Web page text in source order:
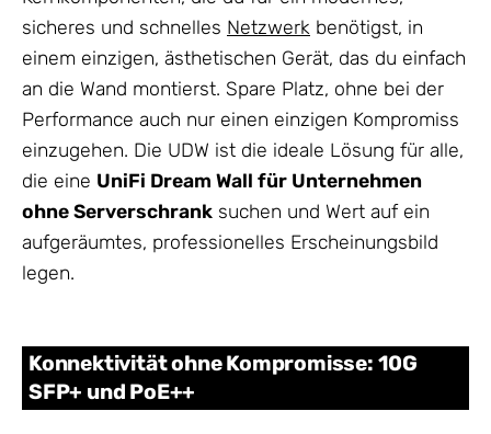
sicheres und schnelles Netzwerk benötigst, in
einem einzigen, ästhetischen Gerät, das du einfach
an die Wand montierst. Spare Platz, ohne bei der
Performance auch nur einen einzigen Kompromiss
einzugehen. Die UDW ist die ideale Lösung für alle,
die eine UniFi Dream Wall für Unternehmen
ohne Serverschrank suchen und Wert auf ein
aufgeräumtes, professionelles Erscheinungsbild
legen.
Konnektivität ohne Kompromisse: 10G
SFP+ und PoE++